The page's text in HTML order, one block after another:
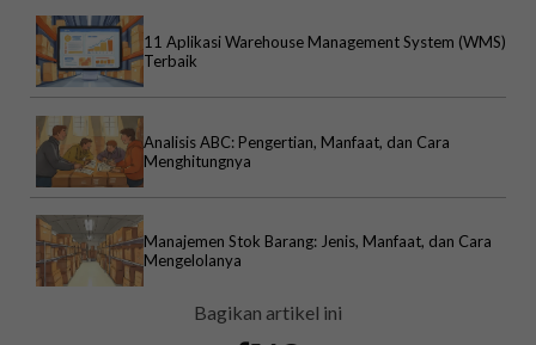
11 Aplikasi Warehouse Management System (WMS)
Terbaik
Analisis ABC: Pengertian, Manfaat, dan Cara
Menghitungnya
Manajemen Stok Barang: Jenis, Manfaat, dan Cara
Mengelolanya
Bagikan artikel ini